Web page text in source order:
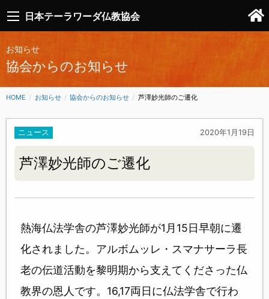
日本テーラワーダ仏教協会
お知らせ
協会からのお知らせ
HOME お知らせ 協会からのお知らせ CURRENT:
芦澤妙光師のご遷化
ニュース 2020年1月19日
芦澤妙光師のご遷化
熱海仏法学舎の芦澤妙光師が1月15日早朝に遷
化されました。アルボムッレ・スマナサーラ長
老の伝道活動を黎明期から支えてくださった仏
教界の恩人です。16,17両日に仏法学舎で行わ